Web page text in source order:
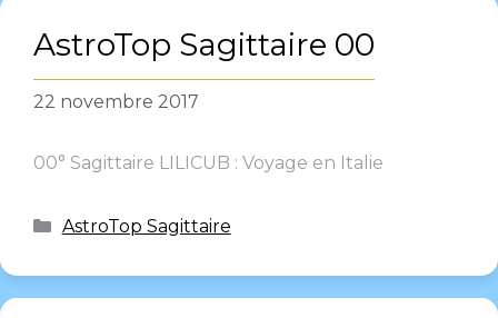
AstroTop Sagittaire 00
22 novembre 2017
00° Sagittaire LILICUB : Voyage en Italie
AstroTop Sagittaire